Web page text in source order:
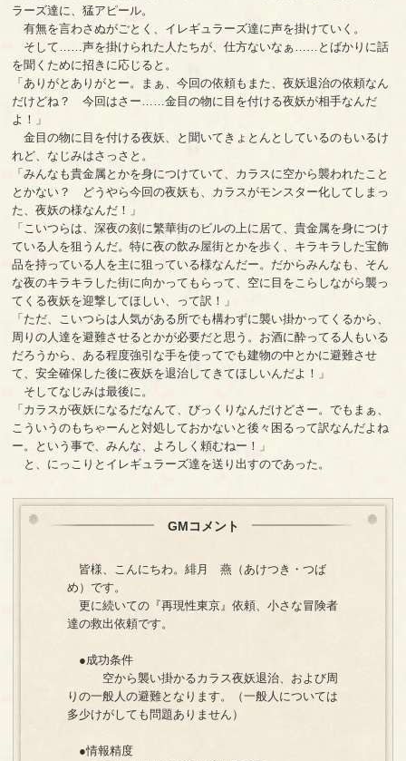
ラーズ達に、猛アピール。
有無を言わさぬがごとく、イレギュラーズ達に声を掛けていく。
そして……声を掛けられた人たちが、仕方ないなぁ……とばかりに話
を聞くために招きに応じると。
「ありがとありがとー。まぁ、今回の依頼もまた、夜妖退治の依頼なん
だけどね？ 今回はさー……金目の物に目を付ける夜妖が相手なんだ
よ！」
金目の物に目を付ける夜妖、と聞いてきょとんとしているのもいるけ
れど、なじみはさっさと。
「みんなも貴金属とかを身につけていて、カラスに空から襲われたこと
とかない？ どうやら今回の夜妖も、カラスがモンスター化してしまっ
た、夜妖の様なんだ！」
「こいつらは、深夜の刻に繁華街のビルの上に居て、貴金属を身につけ
ている人を狙うんだ。特に夜の飲み屋街とかを歩く、キラキラした宝飾
品を持っている人を主に狙っている様なんだー。だからみんなも、そん
な夜のキラキラした街に向かってもらって、空に目をこらしながら襲っ
てくる夜妖を迎撃してほしい、って訳！」
「ただ、こいつらは人気がある所でも構わずに襲い掛かってくるから、
周りの人達を避難させるとかが必要だと思う。お酒に酔ってる人もいる
だろうから、ある程度強引な手を使ってでも建物の中とかに避難させ
て、安全確保した後に夜妖を退治してきてほしいんだよ！」
そしてなじみは最後に。
「カラスが夜妖になるだなんて、びっくりなんだけどさー。でもまぁ、
こういうのもちゃーんと対処しておかないと後々困るって訳なんだよね
ー。という事で、みんな、よろしく頼むねー！」
と、にっこりとイレギュラーズ達を送り出すのであった。
GMコメント
皆様、こんにちわ。緋月 燕（あけつき・つば
め）です。
更に続いての『再現性東京』依頼、小さな冒険者
達の救出依頼です。
●成功条件
空から襲い掛かるカラス夜妖退治、および周
りの一般人の避難となります。（一般人については
多少けがしても問題ありません）
●情報精度